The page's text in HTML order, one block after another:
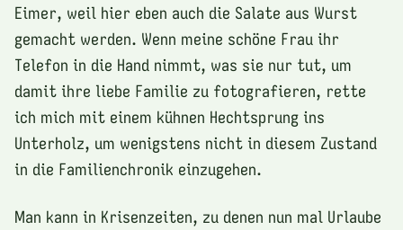
Eimer, weil hier eben auch die Salate aus Wurst
gemacht werden. Wenn meine schöne Frau ihr
Telefon in die Hand nimmt, was sie nur tut, um
damit ihre liebe Familie zu fotografieren, rette
ich mich mit einem kühnen Hechtsprung ins
Unterholz, um wenigstens nicht in diesem Zustand
in die Familienchronik einzugehen.
Man kann in Krisenzeiten, zu denen nun mal Urlaube